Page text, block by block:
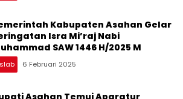
Kabupaten Asahan Gelar
Isra Mi’raj Nabi
SAW 1446 H/2025 M
6 Februari 2025